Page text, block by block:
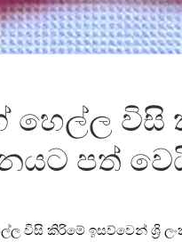
හෙල්ල විසි
පත්
විසි කිරිමේ ඉසව්වෙන් ශ්‍රි